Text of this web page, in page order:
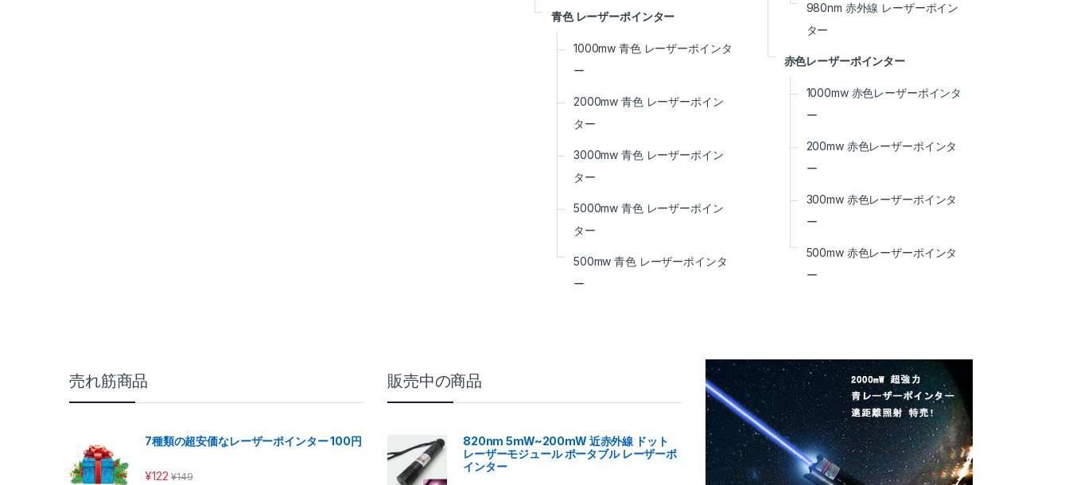
青色 レーザーポインター
1000mw 青色 レーザーポインタ
ー
2000mw 青色 レーザーポイン
ター
3000mw 青色 レーザーポイン
ター
5000mw 青色 レーザーポイン
ター
500mw 青色 レーザーポインタ
ー
980nm 赤外線 レーザーポイン
ター
赤色レーザーポインター
1000mw 赤色レーザーポインタ
ー
200mw 赤色レーザーポインタ
ー
300mw 赤色レーザーポインタ
ー
500mw 赤色レーザーポインタ
ー
売れ筋商品
7種類の超安価なレーザーポインター 100円
¥122 ¥149
販売中の商品
820nm 5mW~200mW 近赤外線 ドット
レーザーモジュール ポータブル レーザーポ
インター